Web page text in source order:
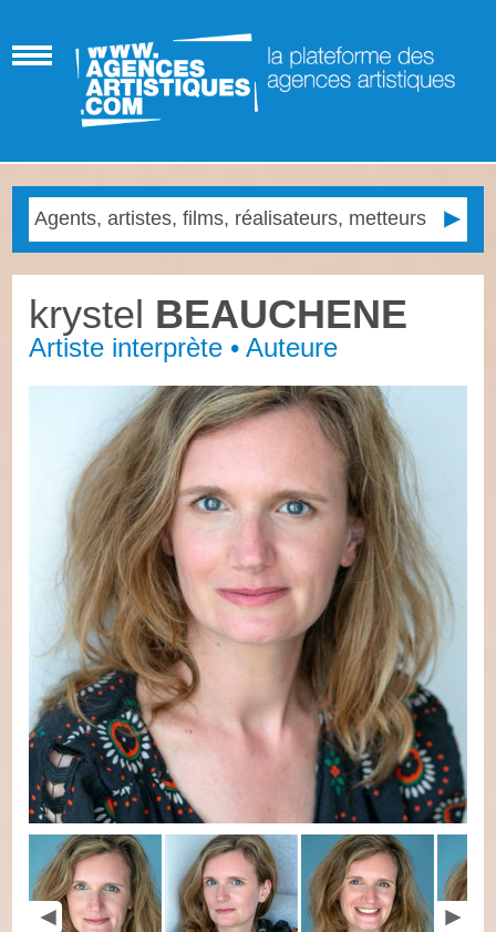
krystel BEAUCHENE
Artiste interprète • Auteure